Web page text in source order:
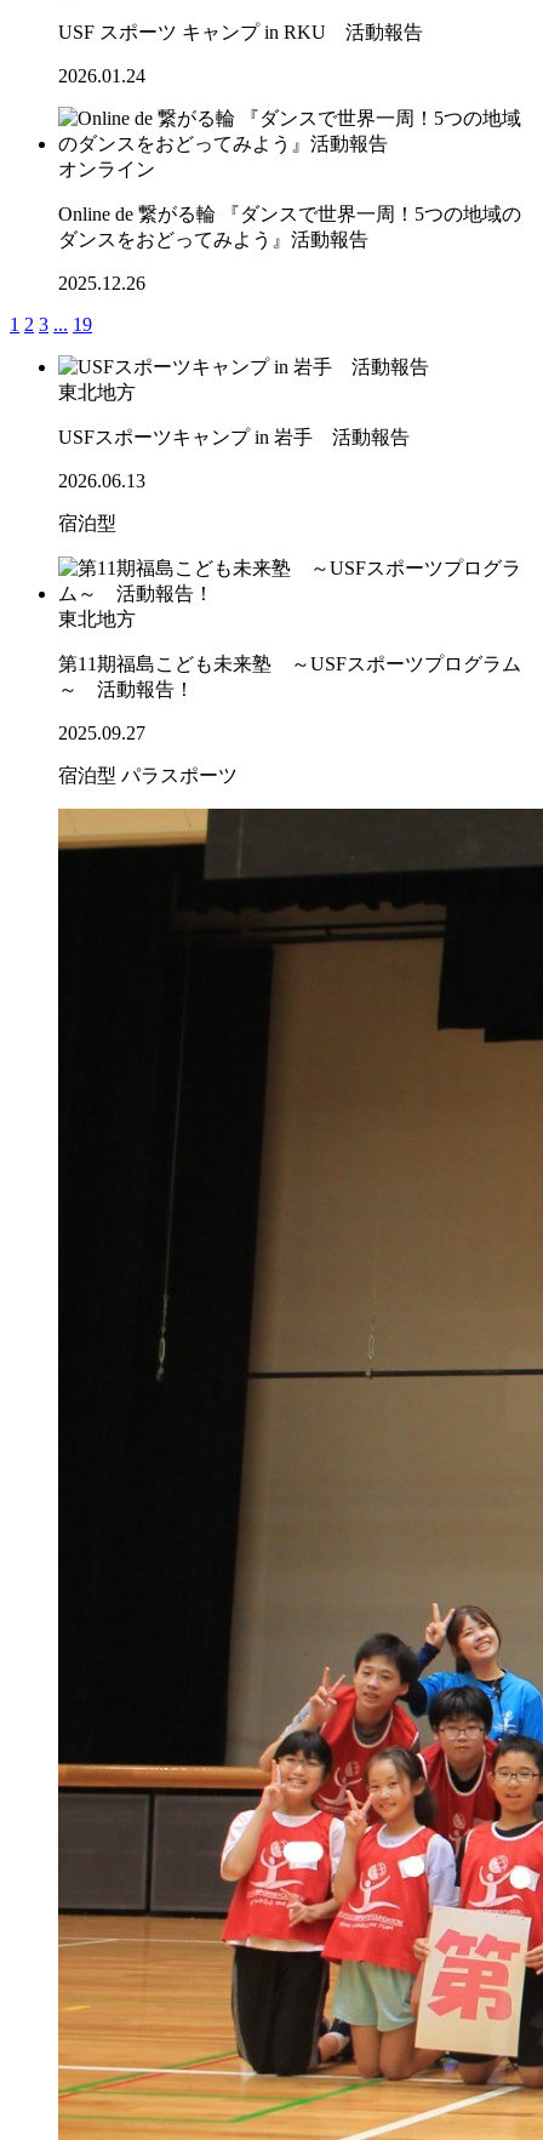
USF スポーツ キャンプ in RKU 活動報告
2026.01.24
オンライン
Online de 繋がる輪 『ダンスで世界一周！5つの地域の
ダンスをおどってみよう』活動報告
2025.12.26
1 2 3 ... 19
東北地方
USFスポーツキャンプ in 岩手 活動報告
2026.06.13
宿泊型
東北地方
第11期福島こども未来塾 ～USFスポーツプログラム
～ 活動報告！
2025.09.27
宿泊型 パラスポーツ